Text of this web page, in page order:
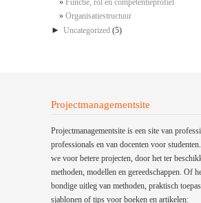
Functie, rol en competentieprofiel
Organisatiestructuur
► Uncategorized (5)
Projectmanagementsite
Projectmanagementsite is een site van
professionals en van docenten voor
we voor betere projecten, door het ter
methoden, modellen en gereedschappen. Of
bondige uitleg van methoden, praktisch
sjablonen of tips voor boeken en artikelen: